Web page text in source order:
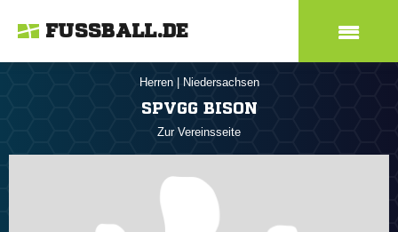
FUSSBALL.DE
Herren Niedersachsen
SPVGG BISON
Zur Vereinsseite